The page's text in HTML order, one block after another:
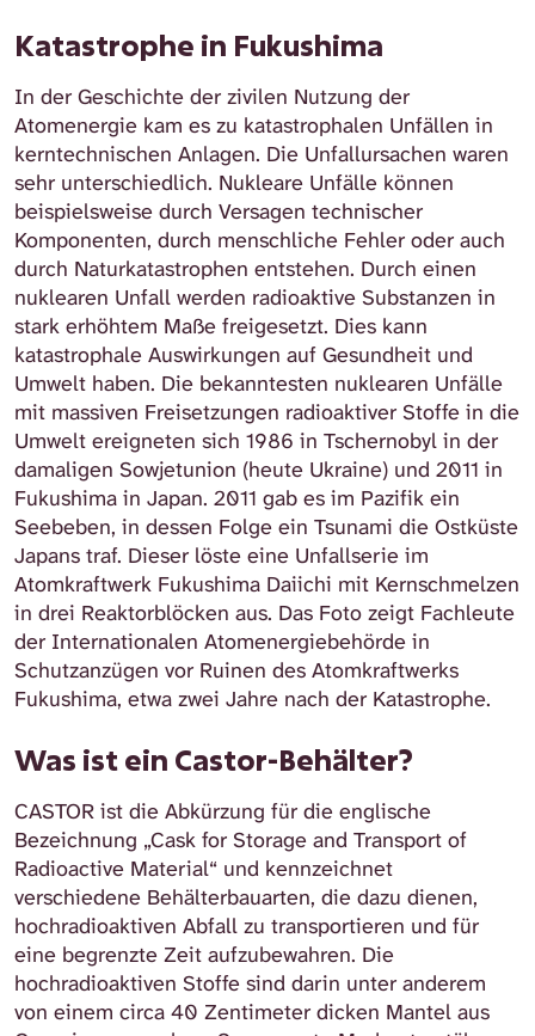
Katastrophe in Fukushima
In der Geschichte der zivilen Nutzung der
Atomenergie kam es zu katastrophalen Unfällen in
kerntechnischen Anlagen. Die Unfallursachen waren
sehr unterschiedlich. Nukleare Unfälle können
beispielsweise durch Versagen technischer
Komponenten, durch menschliche Fehler oder auch
durch Naturkatastrophen entstehen. Durch einen
nuklearen Unfall werden radioaktive Substanzen in
stark erhöhtem Maße freigesetzt. Dies kann
katastrophale Auswirkungen auf Gesundheit und
Umwelt haben. Die bekanntesten nuklearen Unfälle
mit massiven Freisetzungen radioaktiver Stoffe in die
Umwelt ereigneten sich 1986 in Tschernobyl in der
damaligen Sowjetunion (heute Ukraine) und 2011 in
Fukushima in Japan. 2011 gab es im Pazifik ein
Seebeben, in dessen Folge ein Tsunami die Ostküste
Japans traf. Dieser löste eine Unfallserie im
Atomkraftwerk Fukushima Daiichi mit Kernschmelzen
in drei Reaktorblöcken aus. Das Foto zeigt Fachleute
der Internationalen Atomenergiebehörde in
Schutzanzügen vor Ruinen des Atomkraftwerks
Fukushima, etwa zwei Jahre nach der Katastrophe.
Was ist ein Castor-Behälter?
CASTOR ist die Abkürzung für die englische
Bezeichnung „Cask for Storage and Transport of
Radioactive Material“ und kennzeichnet
verschiedene Behälterbauarten, die dazu dienen,
hochradioaktiven Abfall zu transportieren und für
eine begrenzte Zeit aufzubewahren. Die
hochradioaktiven Stoffe sind darin unter anderem
von einem circa 40 Zentimeter dicken Mantel aus